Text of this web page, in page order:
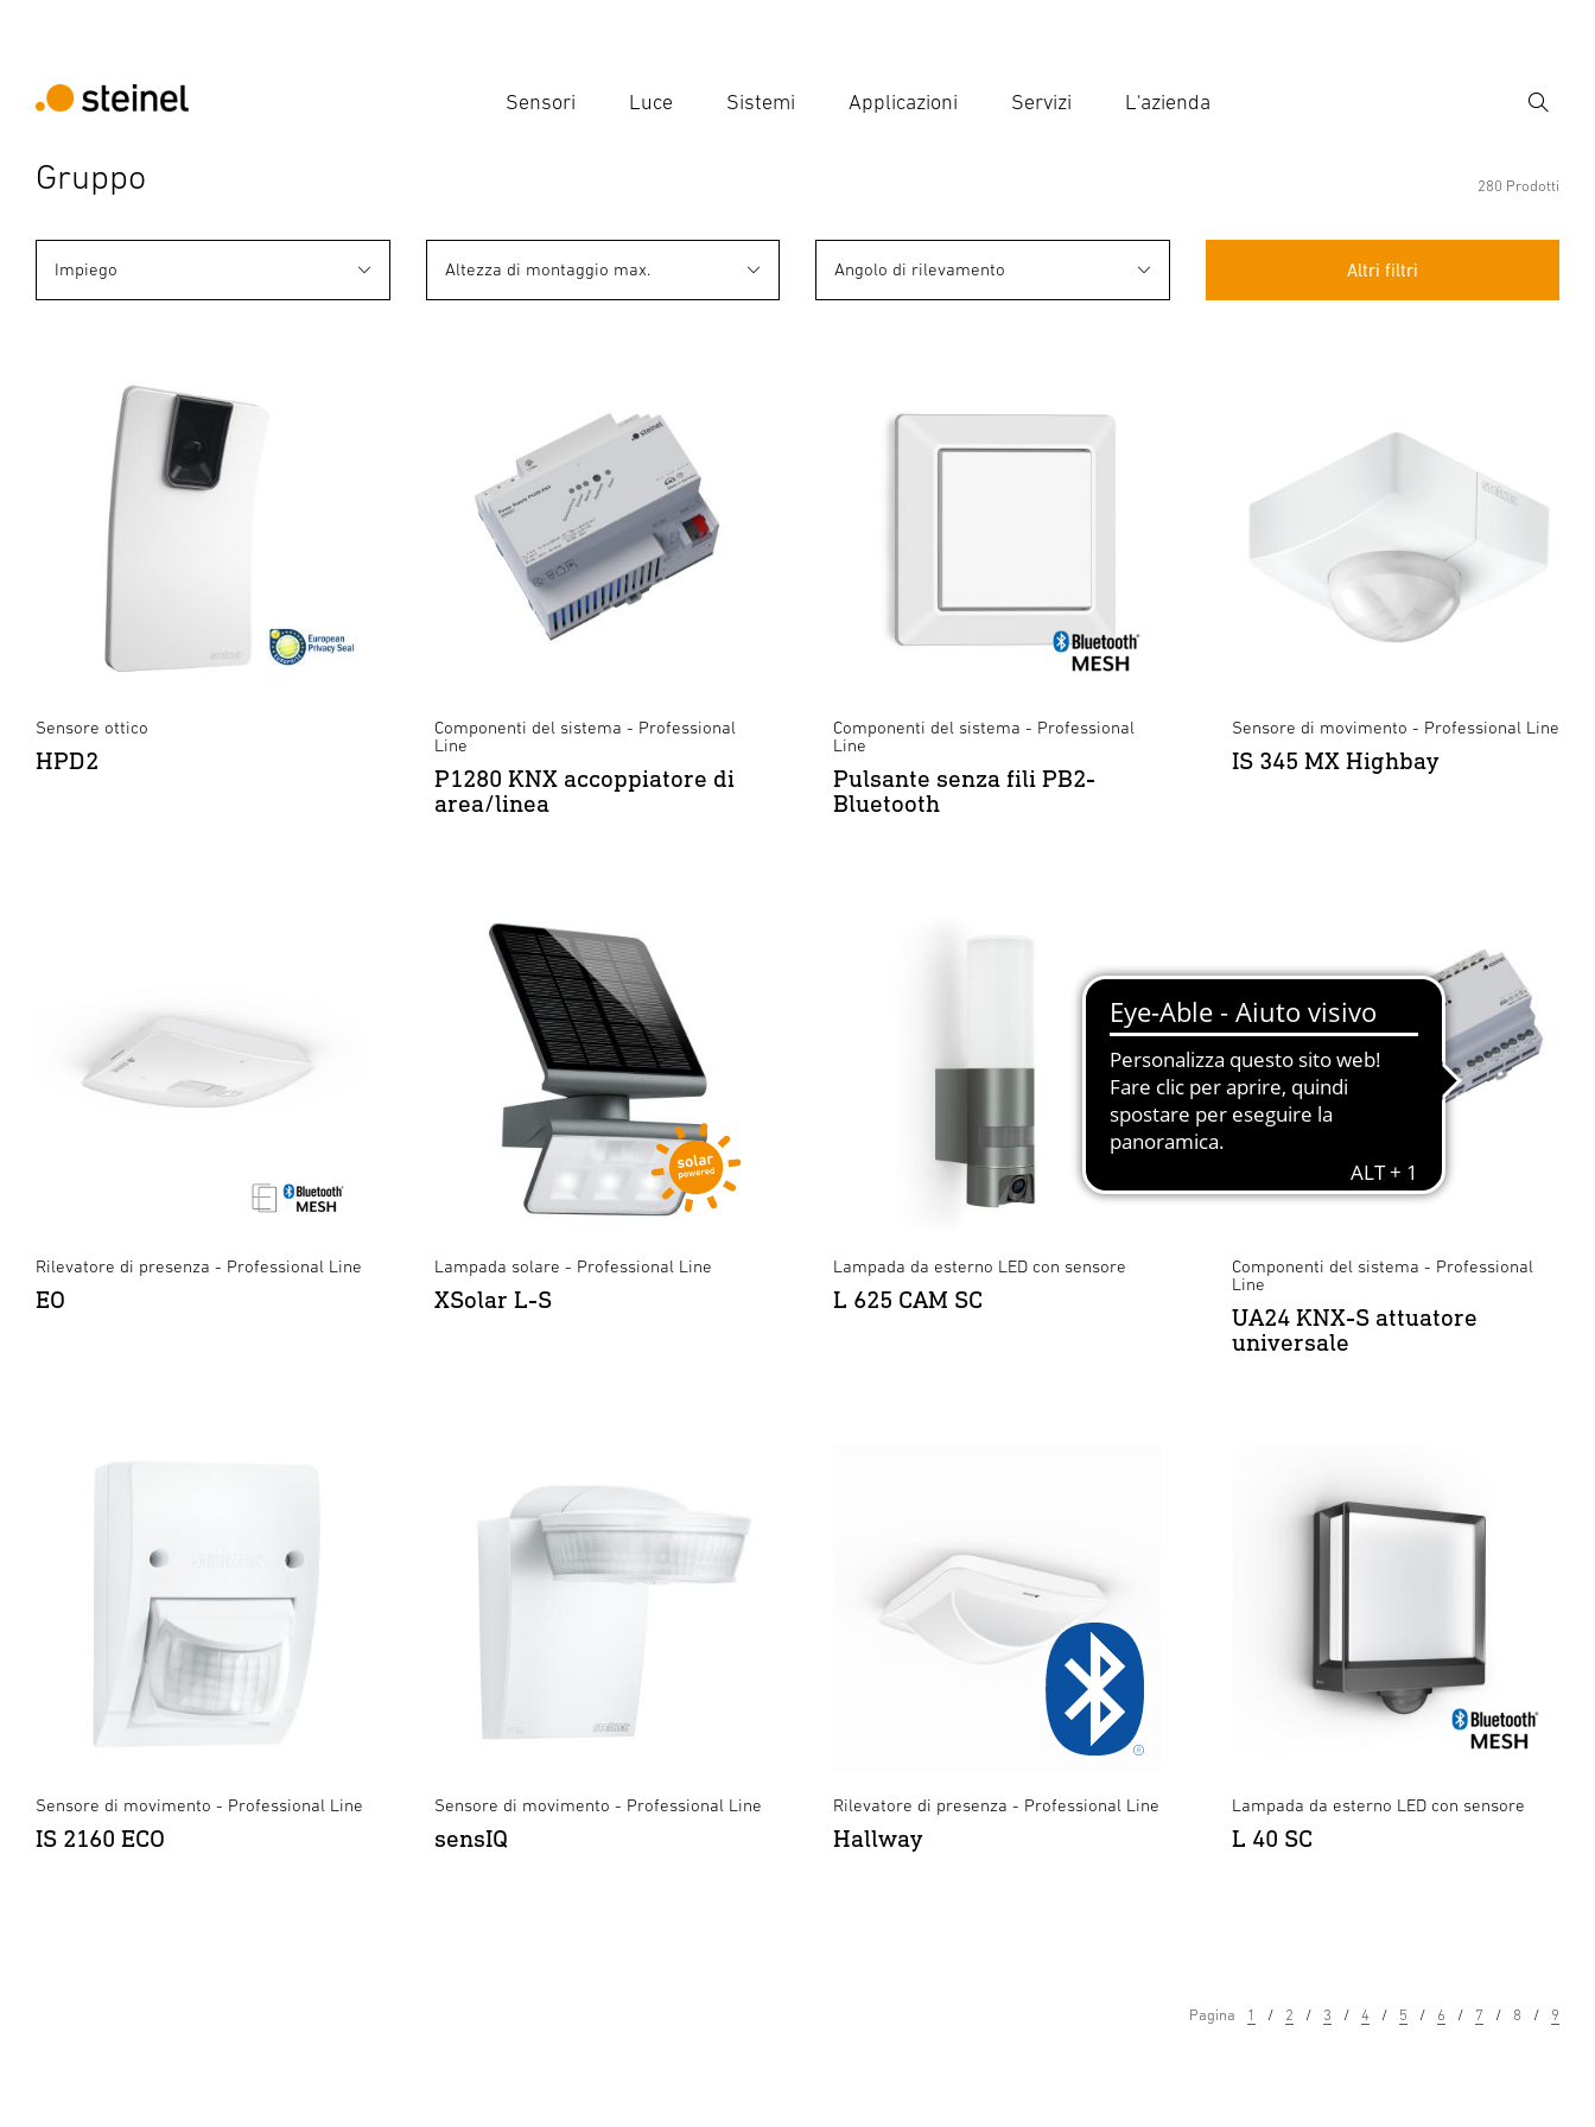
Sensori Luce Sistemi Applicazioni Servizi L'azienda
Ricerca
Gruppo 280 Prodotti
Altri filtri
Impiego Altezza di montaggio max. Angolo di rilevamento
Sensore ottico
HPD2
Componenti del sistema - Professional
Line
P1280 KNX accoppiatore di
area/linea
Componenti del sistema - Professional
Line
Pulsante senza fili PB2-
Bluetooth
Sensore di movimento - Professional Line
IS 345 MX Highbay
Rilevatore di presenza - Professional Line
EO
Lampada solare - Professional Line
XSolar L-S
Lampada da esterno LED con sensore
L 625 CAM SC
Componenti del sistema - Professional
Line
UA24 KNX-S attuatore
universale
Sensore di movimento - Professional Line
IS 2160 ECO
Sensore di movimento - Professional Line
sensIQ
Rilevatore di presenza - Professional Line
Hallway
Lampada da esterno LED con sensore
L 40 SC
Pagina 1 2 3 4 5 6 7 8 9